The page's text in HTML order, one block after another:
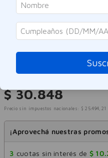
Quelat
Suplemento
Quelat 30
Referencia:9961755
$ 30.848
Precio sin impuestos nacionales: $ 25.494, 21
¡Aprovechá nuestras
3 cuotas sin interés de $ 10.